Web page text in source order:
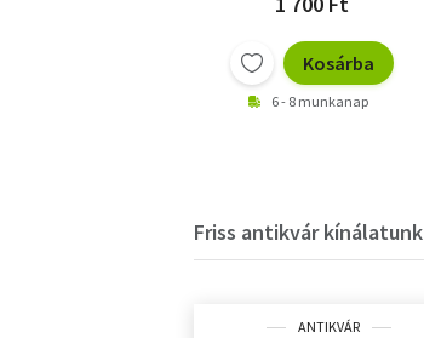
Kosárba
6 - 8 munkanap
Friss antikvár kínálatunk
ANTIKVÁR